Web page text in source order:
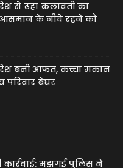
से ढहा कलावती का
के नीचे रहने को
बनी आफत, कच्चा मकान
बेघर
कार्रवाई: मझगई पुलिस ने